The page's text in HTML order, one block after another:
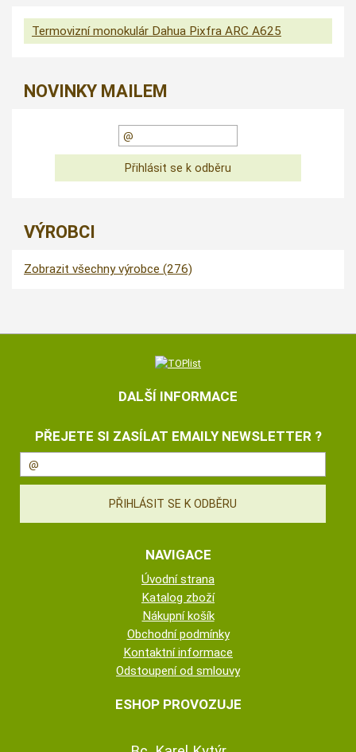
Termovizní monokulár Dahua Pixfra ARC A625
NOVINKY MAILEM
VÝROBCI
Zobrazit všechny výrobce (276)
DALŠÍ INFORMACE
PŘEJETE SI ZASÍLAT EMAILY NEWSLETTER ?
NAVIGACE
Úvodní strana
Katalog zboží
Nákupní košík
Obchodní podmínky
Kontaktní informace
Odstoupení od smlouvy
ESHOP PROVOZUJE